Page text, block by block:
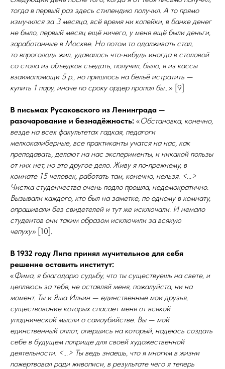
тогда в первый раз здесь стипендию получил. А то прямо
измучился за 3 месяца, всё время ни копейки, в банке денег
не было, первый месяц ещё ничего, у меня ещё были деньги,
заработанные в Москве. Но потом то одалживать стал,
то впроголодь жил, удавалось что‑нибудь иногда в столовой
со стола из объедков съедать, получил, было, я из кассы
взаимо­помо­щи 5 р., но пришлось на бельё истратить —
купить 1 пару, иначе по сроку ордер пропал бы...» [9]
В письмах Русаковского из Ленинграда —
разочарование и безна­дёж­ность: «Обстановка, конечно,
везде на всех факультетах гадкая, педагоги
мелкокалиберные, все практиканты учатся на нас, как
преподавать, делают на нас эксперименты, и никакой пользы
от них нет, но это другое дело. Живу я по‑прежнему, в
комнате 15 человек, работать там, конечно, нельзя. <...>
Чистка студенчества очень подло прошла, недемократично.
Вызывали каждого, кто был на заметке, по одному в комнату,
опрашивали без свидетелей и тут же исключали. И немало
студентов они таким образом исключили за всякую
чепуху» [10].
В 1932 году Липа принял мучительное для себя
решение оставить институт:
«Фима, я благодарю судьбу, что ты существуешь на свете, и
цепляюсь за тебя, не оставляй меня, пожалуйста, ни на
момент. Ты и Яша Ильин — единственные мои друзья,
существование которых спасает меня от всякой
упаднической мысли о самоубийстве. Вы — мой
единственный оплот, опершись на который, надеюсь создать
себе в будущем поприще для своей художественной
деятельности. <...> Ты ведь знаешь, что я многим в жизни
пожертвовал ради живописи, в результате чего я теперь